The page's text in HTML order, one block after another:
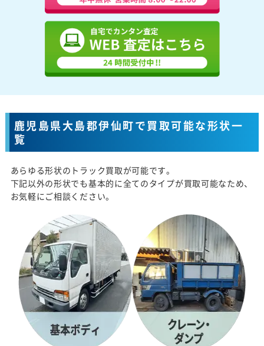
鹿児島県大島郡伊仙町で買取可能な形状一
覧
あらゆる形状のトラック買取が可能です。
下記以外の形状でも基本的に全てのタイプが買取可能なため、
お気軽にご相談ください。